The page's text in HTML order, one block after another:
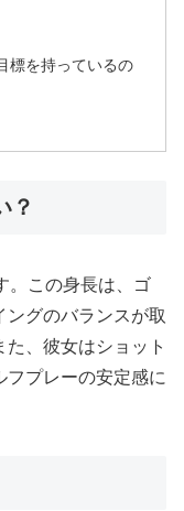
標を持っているの
？
。この身長は、ゴ
ングのバランスが取
、彼女はショット
プレーの安定感に